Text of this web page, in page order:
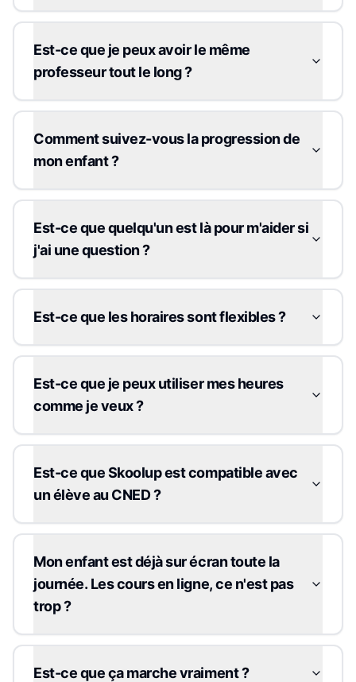
Est-ce que je peux avoir le même
professeur tout le long ?
Comment suivez-vous la progression de
mon enfant ?
Est-ce que quelqu'un est là pour m'aider si
j'ai une question ?
Est-ce que les horaires sont flexibles ?
Est-ce que je peux utiliser mes heures
comme je veux ?
Est-ce que Skoolup est compatible avec
un élève au CNED ?
Mon enfant est déjà sur écran toute la
journée. Les cours en ligne, ce n'est pas
trop ?
Est-ce que ça marche vraiment ?